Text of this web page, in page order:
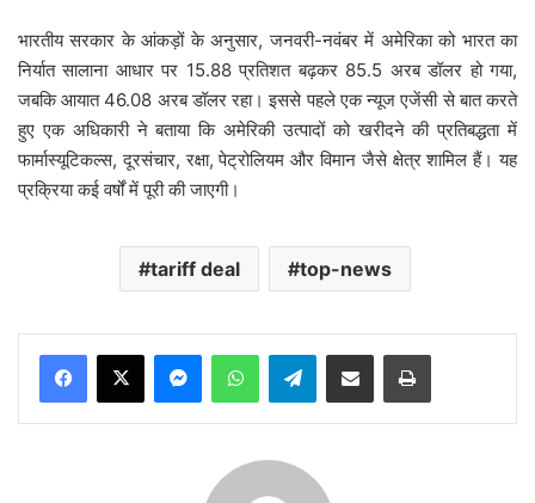
भारतीय सरकार के आंकड़ों के अनुसार, जनवरी-नवंबर में अमेरिका को भारत का
निर्यात सालाना आधार पर 15.88 प्रतिशत बढ़कर 85.5 अरब डॉलर हो गया,
जबकि आयात 46.08 अरब डॉलर रहा। इससे पहले एक न्यूज एजेंसी से बात करते
हुए एक अधिकारी ने बताया कि अमेरिकी उत्पादों को खरीदने की प्रतिबद्धता में
फार्मास्यूटिकल्स, दूरसंचार, रक्षा, पेट्रोलियम और विमान जैसे क्षेत्र शामिल हैं। यह
प्रक्रिया कई वर्षों में पूरी की जाएगी।
tariff deal top-news
MessengerWhatsAppTelegramShare via Email Print